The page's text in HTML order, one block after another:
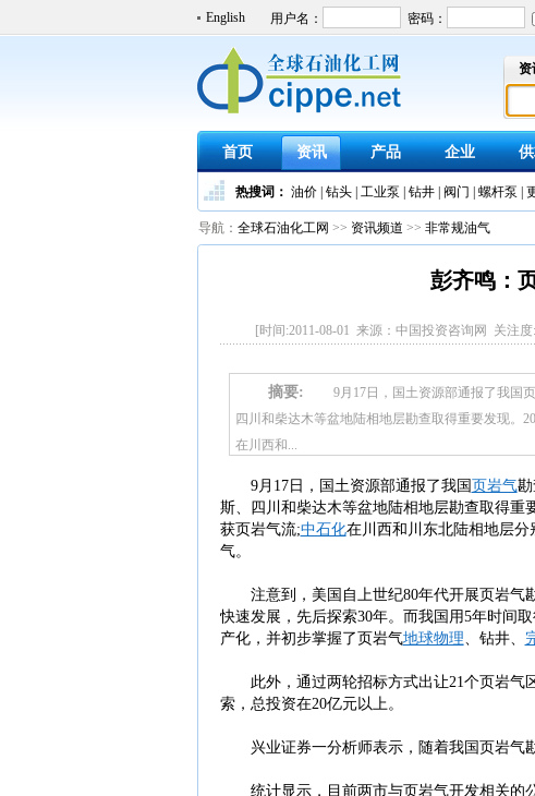
English
资
首页 资讯 产品 企业
热搜词： 油价| 钻头| 工业泵 钻井| 阀门 螺杆泵
导航： 全球石油化工网 >> 资讯频道 >> 非常规油气
彭齐鸣：
[时间:2011-08-01 来源：中国投资咨询网 关注度:
摘要:
9月17日，国土资源部通报了我国页
四川和柴达木等盆地陆相地层勘查取得重要发现。
在川西和...
9月17日，国土资源部通报了我国 页岩气勘
斯、四川和柴达木等盆地陆相地层勘查取得重
获页岩气流;中石化在川西和川东北陆相地层
气。
注意到，美国自上世纪80年代开展页岩气
快速发展，先后探索30年。而我国用5年时间
产化，并初步掌握了页岩气地球物理、钻井、
此外，通过两轮招标方式出让21个页岩气
索，总投资在20亿元以上。
兴业证券一分析师表示，随着我国页岩气勘
统计显示，目前两市与页岩气开发相关的